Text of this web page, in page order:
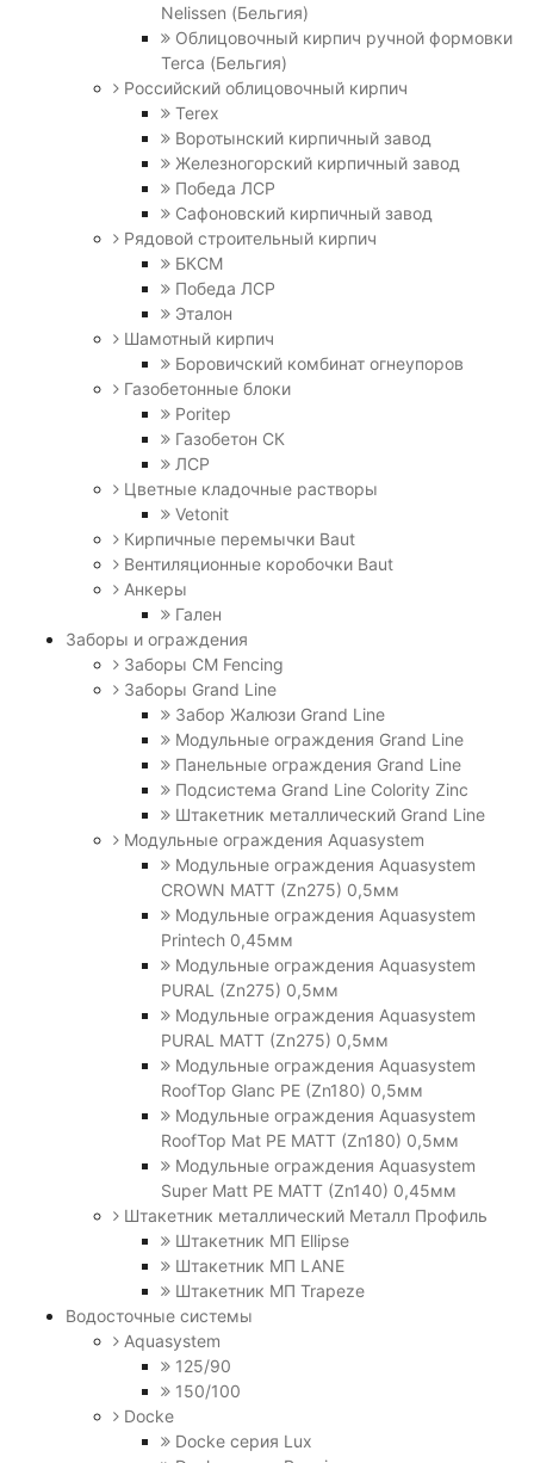
Nelissen (Бельгия)
Облицовочный кирпич ручной формовки
Terca (Бельгия)
Российский облицовочный кирпич
Terex
Воротынский кирпичный завод
Железногорский кирпичный завод
Победа ЛСР
Сафоновский кирпичный завод
Рядовой строительный кирпич
БКСМ
Победа ЛСР
Эталон
Шамотный кирпич
Боровичский комбинат огнеупоров
Газобетонные блоки
Poritep
Газобетон СК
ЛСР
Цветные кладочные растворы
Vetonit
Кирпичные перемычки Baut
Вентиляционные коробочки Baut
Анкеры
Гален
Заборы и ограждения
Заборы CM Fencing
Заборы Grand Line
Забор Жалюзи Grand Line
Модульные ограждения Grand Line
Панельные ограждения Grand Line
Подсистема Grand Line Colority Zinc
Штакетник металлический Grand Line
Модульные ограждения Aquasystem
Модульные ограждения Aquasystem
CROWN MATT (Zn275) 0,5мм
Модульные ограждения Aquasystem
Printech 0,45мм
Модульные ограждения Aquasystem
PURAL (Zn275) 0,5мм
Модульные ограждения Aquasystem
PURAL MATT (Zn275) 0,5мм
Модульные ограждения Aquasystem
RoofTop Glanc PE (Zn180) 0,5мм
Модульные ограждения Aquasystem
RoofTop Mat PE MATT (Zn180) 0,5мм
Модульные ограждения Aquasystem
Super Matt PE MATT (Zn140) 0,45мм
Штакетник металлический Металл Профиль
Штакетник МП Ellipse
Штакетник МП LANE
Штакетник МП Trapeze
Водосточные системы
Aquasystem
125/90
150/100
Docke
Docke серия Lux